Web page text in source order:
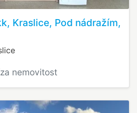
Kraslice, Pod nádražím,
nemovitost